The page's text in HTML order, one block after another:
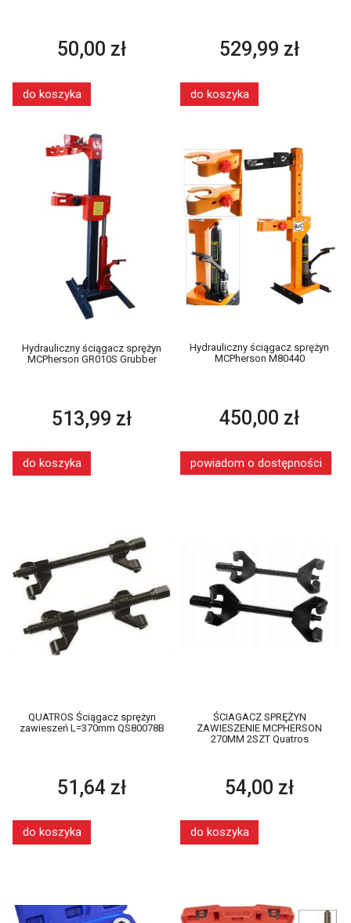
50,00 zł
do koszyka
529,99 zł
do koszyka
Hydrauliczny ściągacz sprężyn
MCPherson GR010S Grubber
513,99 zł
do koszyka
Hydrauliczny ściągacz sprężyn
MCPherson M80440
450,00 zł
powiadom o dostępności
QUATROS Ściągacz sprężyn
zawieszeń L=370mm QS80078B
51,64 zł
do koszyka
ŚCIAGACZ SPRĘŻYN
ZAWIESZENIE MCPHERSON
270MM 2SZT Quatros
54,00 zł
do koszyka